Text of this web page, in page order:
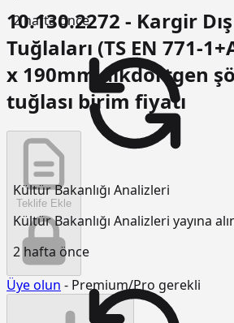
2 hafta önce
Kültür Bakanlığı Analizleri
Kültür Bakanlığı Analizleri yayına
2 hafta önce
10.130.2272 - Kargir
Tuğlaları (TS EN 771-
x 190mm dikdörtgen
tuğlası birim fiyatı
Teklife Ekle
Üye olun - Premium/Pro gerekli